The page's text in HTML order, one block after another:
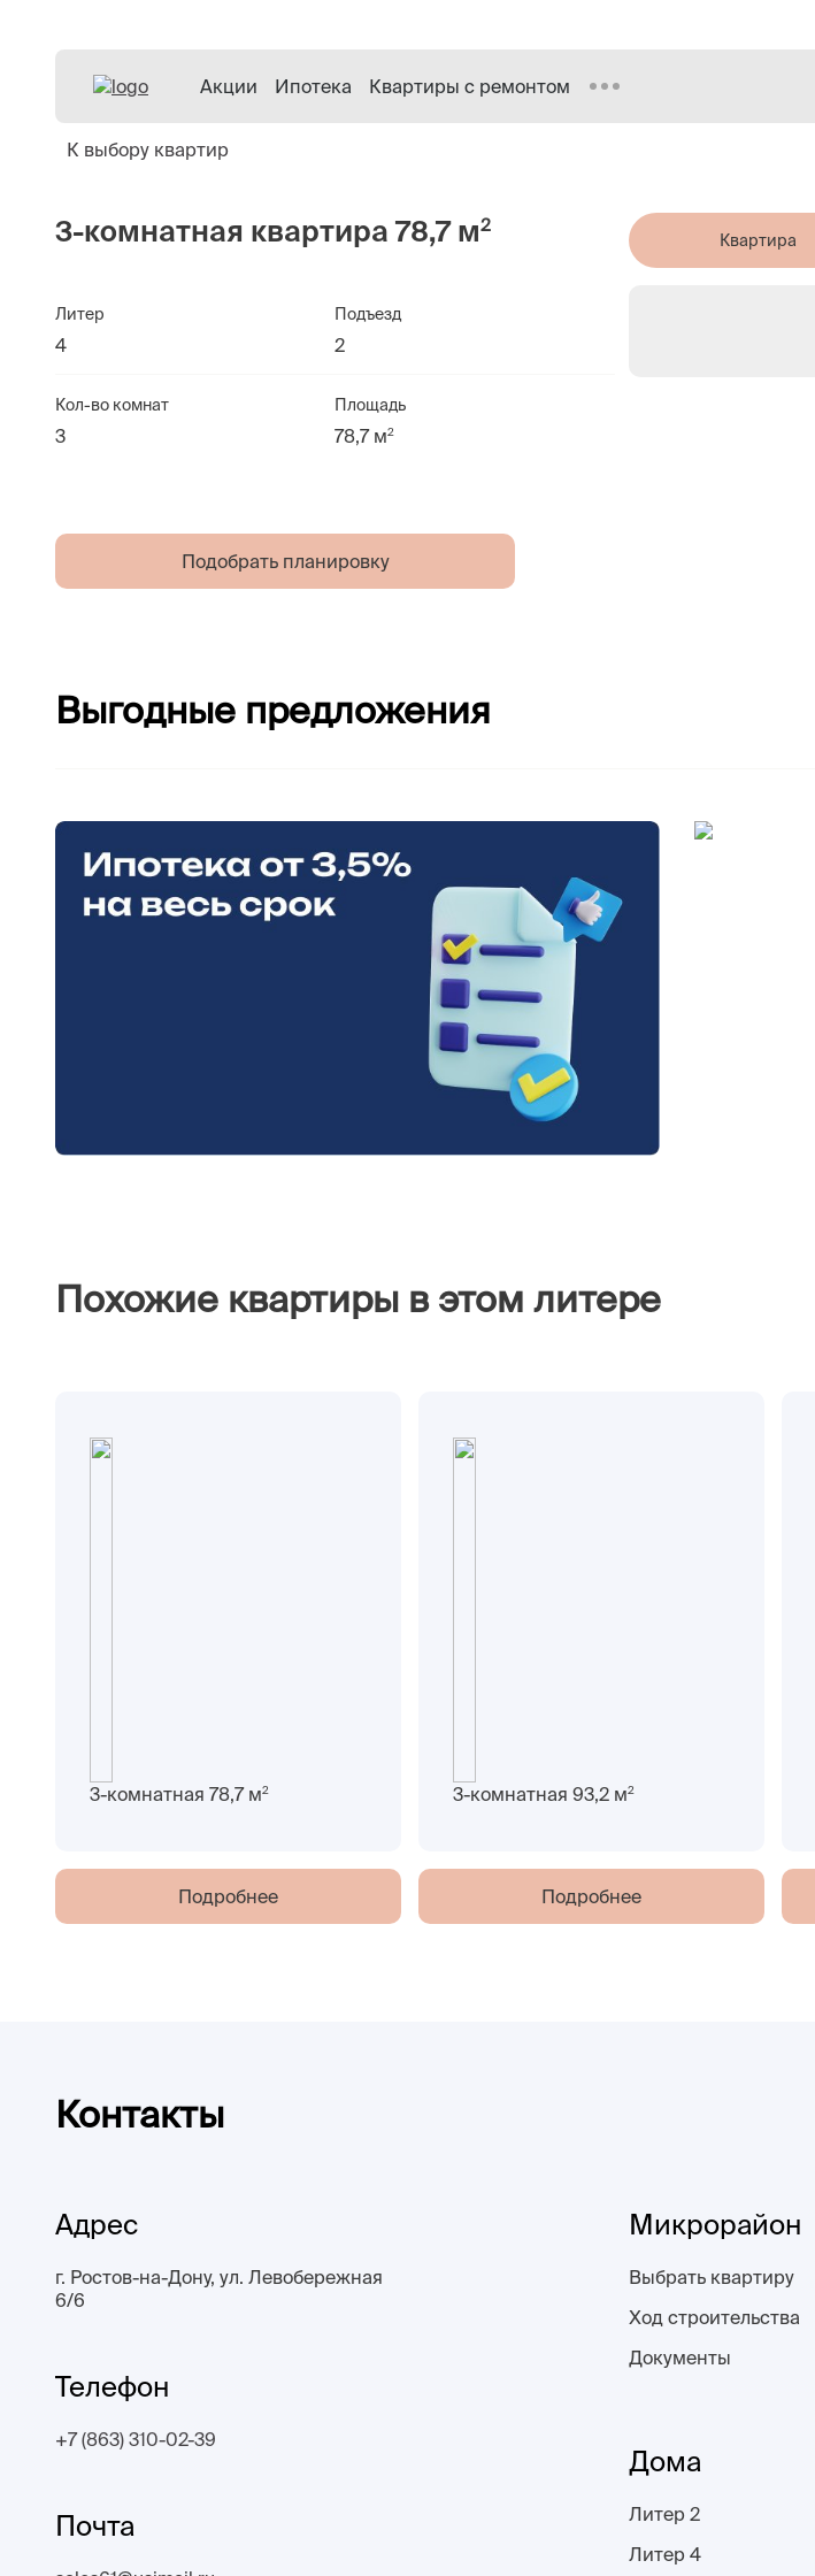
Акции Ипотека Квартиры с ремонтом
К выбору квартир
3-комнатная квартира 78,7 м2
Литер
4
Подъезд
2
Кол-во комнат
3
Площадь
78,7 м2
Подобрать планировку
Квартира
Выгодные предложения
Похожие квартиры в этом литере
3-комнатная 78,7 м2
Подробнее
3-комнатная 93,2 м2
Подробнее
Контакты
Адрес
г. Ростов-на-Дону, ул. Левобережная
6/6
Телефон
+7 (863) 310-02-39
Почта
Микрорайон
Выбрать квартиру
Ход строительства
Документы
Дома
Литер 2
Литер 4